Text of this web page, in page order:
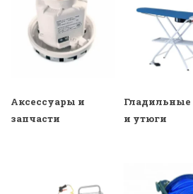
Аксессуары и
запчасти
Гладильные
и утюги